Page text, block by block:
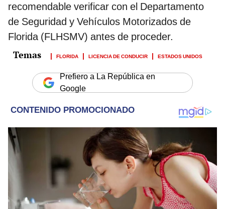
recomendable verificar con el Departamento
de Seguridad y Vehículos Motorizados de
Florida (FLHSMV) antes de proceder.
FLORIDA LICENCIA DE CONDUCIR ESTADOS UNIDOS
Prefiero a La República en
Google